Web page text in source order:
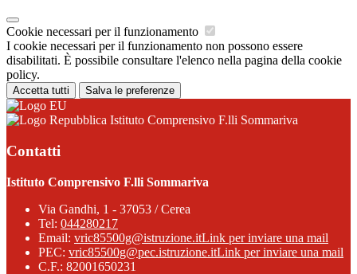
Cookie necessari per il funzionamento
I cookie necessari per il funzionamento non possono essere
disabilitati. È possibile consultare l'elenco nella pagina della cookie
policy.
Accetta tutti Salva le preferenze
Istituto Comprensivo F.lli Sommariva
Contatti
Istituto Comprensivo F.lli Sommariva
Via Gandhi, 1 - 37053 / Cerea
Tel: 044280217
Email: vric85500g@istruzione.itLink per inviare una mail
PEC: vric85500g@pec.istruzione.itLink per inviare una mail
C.F.: 82001650231